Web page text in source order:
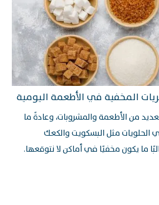
المخفية في الأطعمة اليومية
من الأطعمة والمشروبات، وعادةً ما
مثل البسكويت والكعك
ما يكون مخفيًا في أماكن لا نتوقعها.